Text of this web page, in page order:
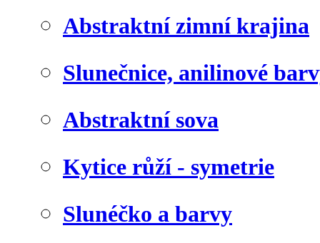
Abstraktní zimní krajina
Slunečnice, anilinové
Abstraktní sova
Kytice růží - symetrie
Slunéčko a barvy